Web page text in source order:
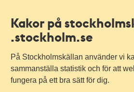
Kakor på
.stockholm.se
På Stockholmskällan använder vi
sammanställa statistik och för att
fungera på ett bra sätt för dig.